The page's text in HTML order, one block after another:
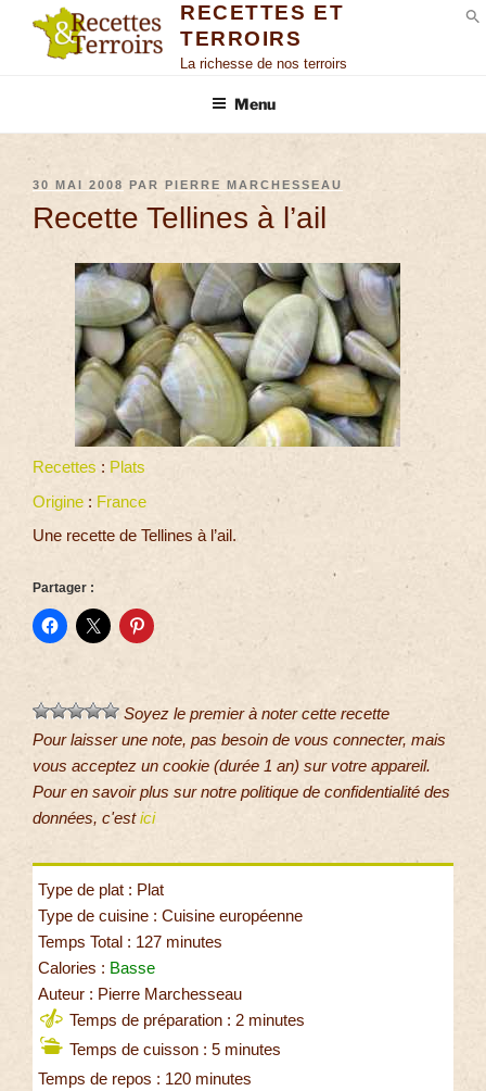
RECETTES ET
TERROIRS
La richesse de nos terroirs
Menu
30 MAI 2008 PAR PIERRE MARCHESSEAU
Recette Tellines à l’ail
Recettes : Plats
Origine : France
Une recette de Tellines à l’ail.
Partager :
Soyez le premier à noter cette recette
Pour laisser une note, pas besoin de vous connecter, mais
vous acceptez un cookie (durée 1 an) sur votre appareil.
Pour en savoir plus sur notre politique de confidentialité des
données, c'estici
Type de plat : Plat
Type de cuisine : Cuisine européenne
Temps Total : 127 minutes
Calories : Basse
Auteur : Pierre Marchesseau
Temps de préparation : 2 minutes
Temps de cuisson : 5 minutes
Temps de repos : 120 minutes